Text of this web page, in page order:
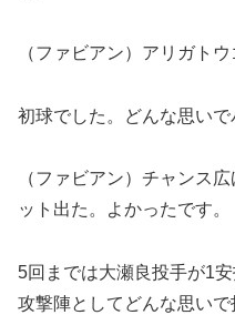
（ファビアン）アリガトウ
初球でした。どんな思い
（ファビアン）チャンス
ット出た。よかったです。
5回までは大瀬良投手が1
攻撃陣としてどんな思い